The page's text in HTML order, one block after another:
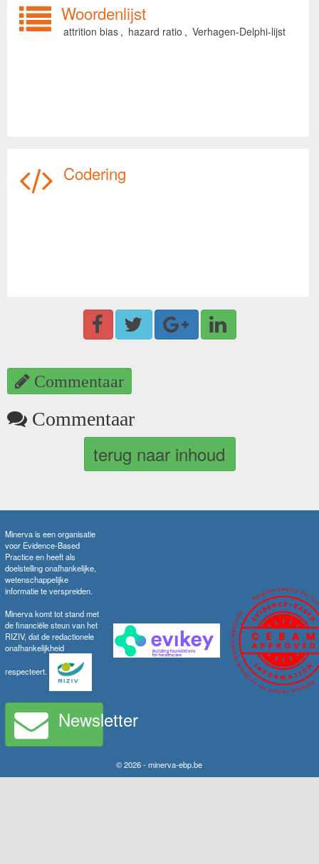
Woordenlijst
attrition bias , hazard ratio , Verhagen-Delphi-lijst
Codering
Commentaar
Commentaar
terug naar inhoud
Minerva is een organisatie
voor Evidence-Based
Practice en heeft als
doelstelling onafhankelijke,
wetenschappelijke
informatie te verspreiden.
Minerva komt tot stand met
de financiële steun van het
RIZIV, dat de redactionele
onafhankelijkheid
respecteert.
Newsletter
© 2026 - minerva-ebp.be